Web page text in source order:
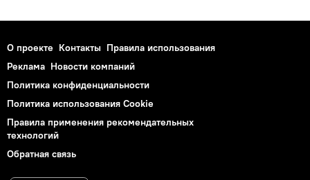
О проекте Контакты Правила использования
Реклама Новости компаний
Политика конфиденциальности
Политика использования Cookie
Правила применения рекомендательных
технологий
Обратная связь